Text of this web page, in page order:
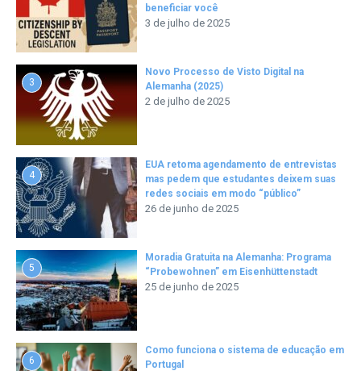
beneficiar você
3 de julho de 2025
3
Novo Processo de Visto Digital na
Alemanha (2025)
2 de julho de 2025
4
EUA retoma agendamento de entrevistas
mas pedem que estudantes deixem suas
redes sociais em modo “público”
26 de junho de 2025
5
Moradia Gratuita na Alemanha: Programa
“Probewohnen” em Eisenhüttenstadt
25 de junho de 2025
6
Como funciona o sistema de educação em
Portugal